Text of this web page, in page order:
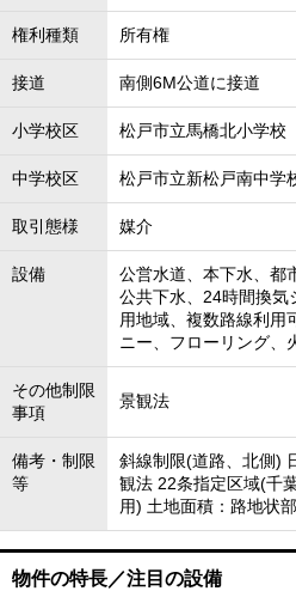
権利種類 所有権
接道 南側6M公道に接道
小学校区 松戸市立馬橋北小学校
中学校区 松戸市立新松戸南中学
取引態様 媒介
設備
公営水道、本下水、都
公共下水、24時間換気
用地域、複数路線利用
ニー、フローリング、
その他制限
事項
景観法
備考・制限
等
斜線制限(道路、北側)
観法 22条指定区域(千
用) 土地面積：路地状
物件の特長／注目の設備